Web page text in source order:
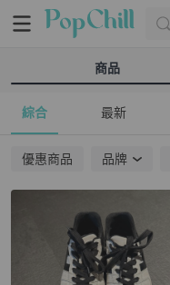
商品
綜合 最新
優惠商品 品牌